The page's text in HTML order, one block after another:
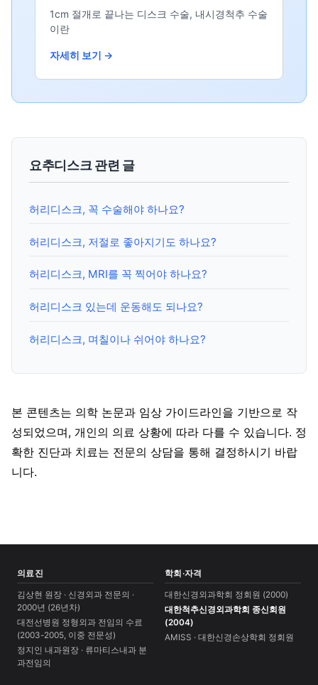
1cm 절개로 끝나는 디스크 수술, 내시경척추 수술
이란
자세히 보기 →
요추디스크 관련 글
허리디스크, 꼭 수술해야 하나요?
허리디스크, 저절로 좋아지기도 하나요?
허리디스크, MRI를 꼭 찍어야 하나요?
허리디스크 있는데 운동해도 되나요?
허리디스크, 며칠이나 쉬어야 하나요?
본 콘텐츠는 의학 논문과 임상 가이드라인을 기반으로 작
성되었으며, 개인의 의료 상황에 따라 다를 수 있습니다. 정
확한 진단과 치료는 전문의 상담을 통해 결정하시기 바랍
니다.
의료진
김상현 원장 · 신경외과 전문의 ·
2000년 (26년차)
대전선병원 정형외과 전임의 수료
(2003-2005, 이중 전문성)
정지인 내과원장 · 류마티스내과 분
과전임의
학회·자격
대한신경외과학회 정회원 (2000)
대한척추신경외과학회 종신회원
(2004)
AMISS · 대한신경손상학회 정회원